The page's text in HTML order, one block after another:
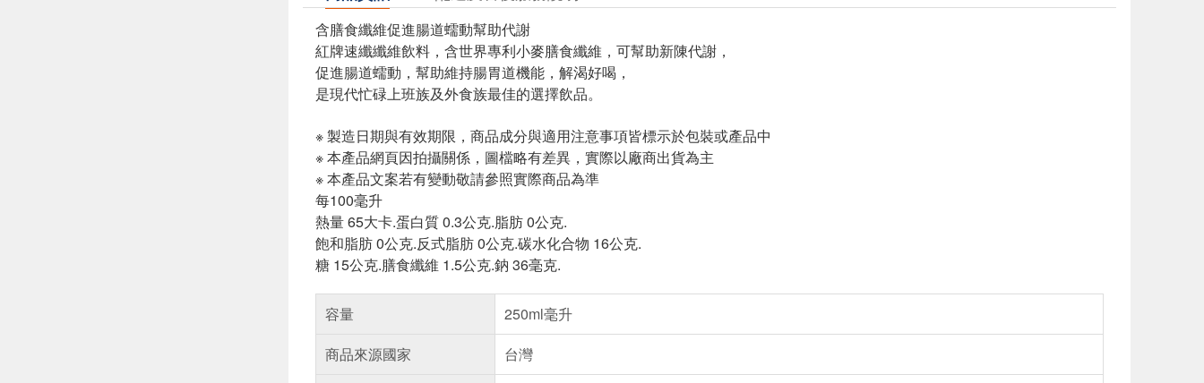
含膳食纖維促進腸道蠕動幫助代謝
紅牌速纖纖維飲料，含世界專利小麥膳食纖維，可幫助新陳代謝，
促進腸道蠕動，幫助維持腸胃道機能，解渴好喝，
是現代忙碌上班族及外食族最佳的選擇飲品。
※ 製造日期與有效期限，商品成分與適用注意事項皆標示於包裝或產品中
※ 本產品網頁因拍攝關係，圖檔略有差異，實際以廠商出貨為主
※ 本產品文案若有變動敬請參照實際商品為準
每100毫升
熱量 65大卡.蛋白質 0.3公克.脂肪 0公克.
飽和脂肪 0公克.反式脂肪 0公克.碳水化合物 16公克.
糖 15公克.膳食纖維 1.5公克.鈉 36毫克.
容量
250ml毫升
商品來源國家
台灣